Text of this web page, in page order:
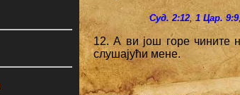
Суд. 2:12,1 Цар. 9:9
12. А ви још горе чините
слушајући мене.